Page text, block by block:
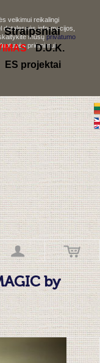
veikimui reikalingi
informacijos,
mūsųprivatumo
priėmimui,
Straipsniai
D.U.K.
ES projektai
by